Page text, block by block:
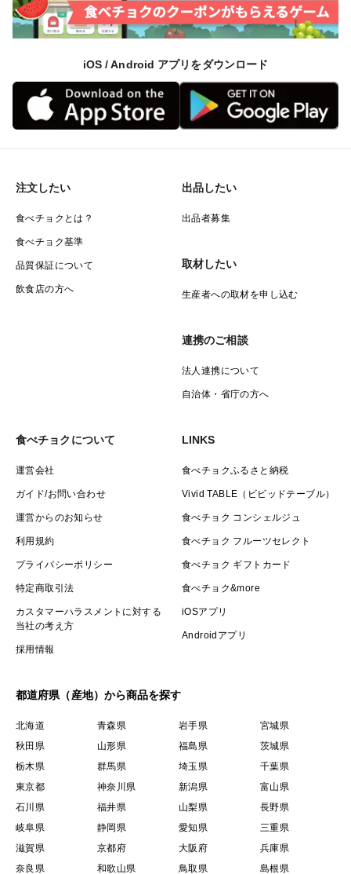
iOS / Android アプリをダウンロード
注文したい
食べチョクとは？
食べチョク基準
品質保証について
飲食店の方へ
出品したい
出品者募集
取材したい
生産者への取材を申し込む
連携のご相談
法人連携について
自治体・省庁の方へ
食べチョクについて
運営会社
ガイド/お問い合わせ
運営からのお知らせ
利用規約
プライバシーポリシー
特定商取引法
カスタマーハラスメントに対する
当社の考え方
採用情報
LINKS
食べチョクふるさと納税
Vivid TABLE（ビビッドテーブル）
食べチョク コンシェルジュ
食べチョク フルーツセレクト
食べチョク ギフトカード
食べチョク&more
iOSアプリ
Androidアプリ
都道府県（産地）から商品を探す
北海道 青森県 岩手県
宮城県
秋田県
山形県 福島県
茨城県
栃木県
群馬県 埼玉県
千葉県
東京都
神奈川県 新潟県
富山県
石川県
福井県 山梨県
長野県
岐阜県
静岡県 愛知県
三重県
滋賀県
京都府 大阪府
兵庫県
奈良県
和歌山県 鳥取県 島根県